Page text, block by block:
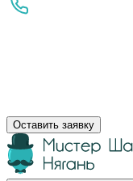
Оставить заявку